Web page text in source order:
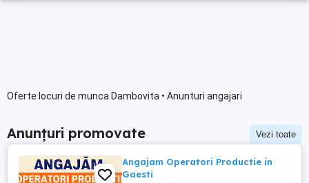
Oferte locuri de munca Dambovita • Anunturi angajari
Anunțuri promovate Vezi toate
Angajam Operatori Productie in
Gaesti